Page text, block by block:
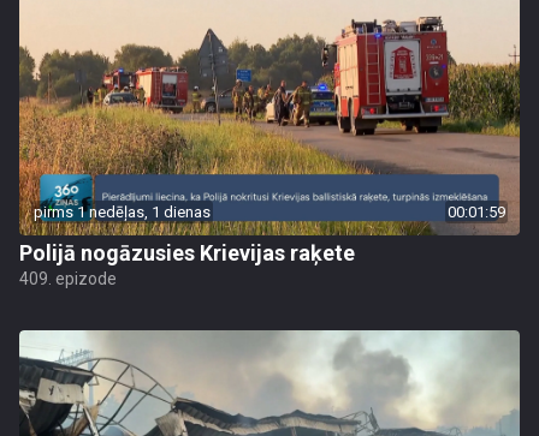
pirms 1 nedēļas, 1 dienas 00:01:59
Polijā nogāzusies Krievijas raķete
409. epizode